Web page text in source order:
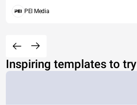
PEI Media
Inspiring templates to try